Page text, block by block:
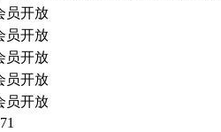
员开放
员开放
员开放
员开放
员开放